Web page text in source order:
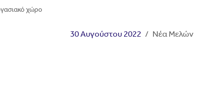
χώρο
30 Αυγούστου 2022 / Νέα Μελών